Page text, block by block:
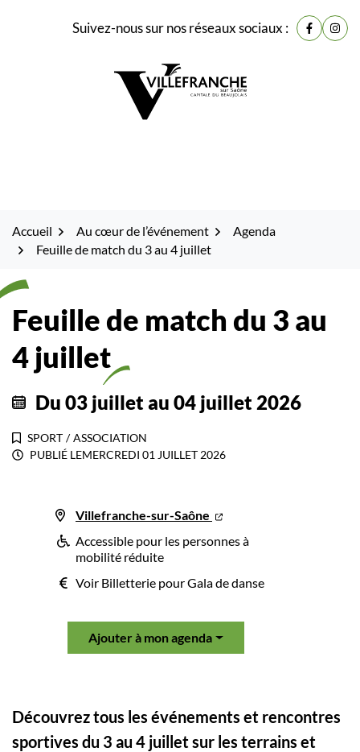
Suivez-nous sur nos réseaux sociaux : Lien vers
Lien
Accueil Au cœur de l’événement
Agenda
Feuille de match du 3 au 4 juillet
Feuille de match du 3 au
4 juillet
Du 03 juillet au 04 juillet 2026
SPORT / ASSOCIATION
PUBLIÉ LEMERCREDI 01 JUILLET 2026
Villefranche-sur-Saône
Accessible pour les personnes à
mobilité réduite
Voir Billetterie pour Gala de danse
Ajouter à mon agenda
Découvrez tous les événements et rencontres
sportives du 3 au 4 juillet sur les terrains et